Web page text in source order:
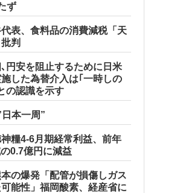
ず
代表、食料品の消費減税「天
判
円安を阻止するために日米
した為替介入は｢一時しの
の認識を示す
本一周”
糧4-6月期経常利益、前年
0.7億円に減益
の爆発「配管が損傷しガス
能性」福岡酸素、経産省に